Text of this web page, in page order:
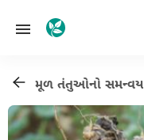
મૂળ તંતુઓનો સમન્વય